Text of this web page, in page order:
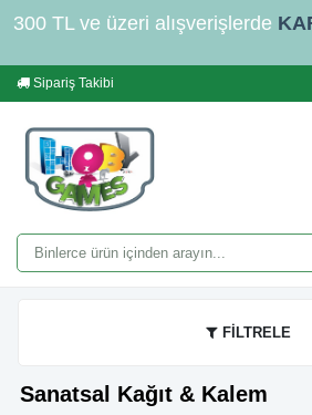
300 TL ve üzeri alışverişlerde
Sipariş Takibi
FİLTRELE
Sanatsal Kağıt & Kalem